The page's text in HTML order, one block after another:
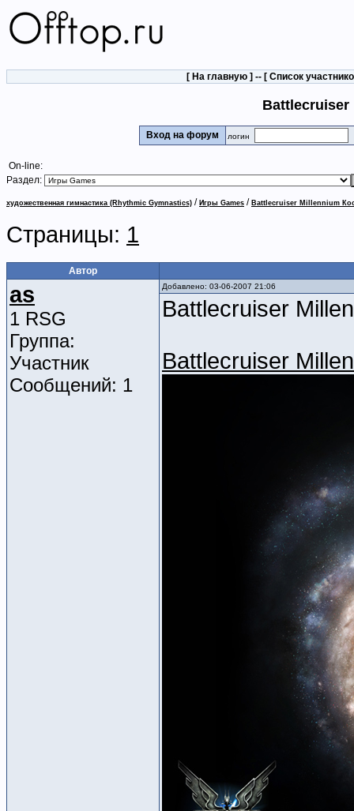
[ На главную ] -- [ Список
Вход на форум логин
On-line:
Раздел:
художественная гимнастика (Rhythmic Gymnastics) / Игры Games / Battlecruiser Millennium
Страницы: 1
Автор
as
1 RSG
Группа:
Участник
Сообщений: 1
Добавлено: 03-06-2007 21:06
Battlecruiser
Battlecruiser